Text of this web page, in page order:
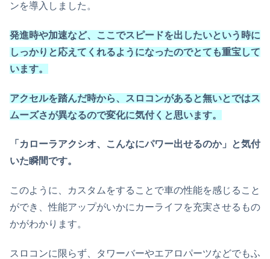
ンを導入しました。
発進時や加速など、ここでスピードを出したいという時に
しっかりと応えてくれるようになったのでとても重宝して
います。
アクセルを踏んだ時から、スロコンがあると無いとではス
ムーズさが異なるので変化に気付くと思います。
「カローラアクシオ、こんなにパワー出せるのか」と気付
いた瞬間です。
このように、カスタムをすることで車の性能を感じること
ができ、性能アップがいかにカーライフを充実させるもの
かがわかります。
スロコンに限らず、タワーバーやエアロパーツなどでもふ